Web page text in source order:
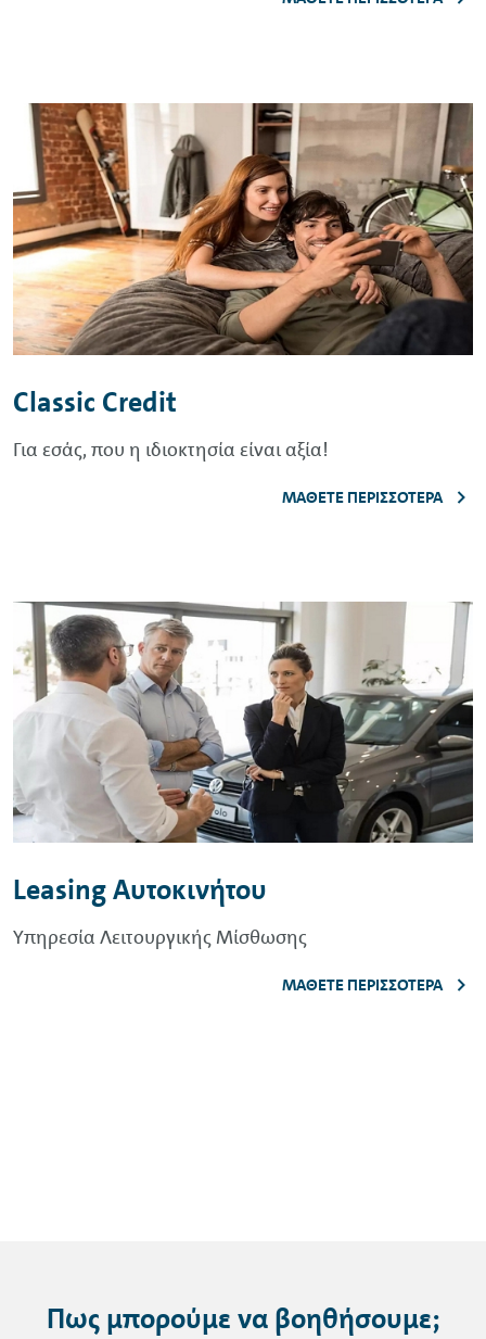
Classic Credit
Για εσάς, που η ιδιοκτησία είναι αξία!
ΜΆΘΕΤΕ ΠΕΡΙΣΣΌΤΕΡΑ
LeasingΑυτοκινήτου
Υπηρεσία Λειτουργικής Μίσθωσης
ΜΆΘΕΤΕ ΠΕΡΙΣΣΌΤΕΡΑ
Πως μπορούμε να βοηθήσουμε;